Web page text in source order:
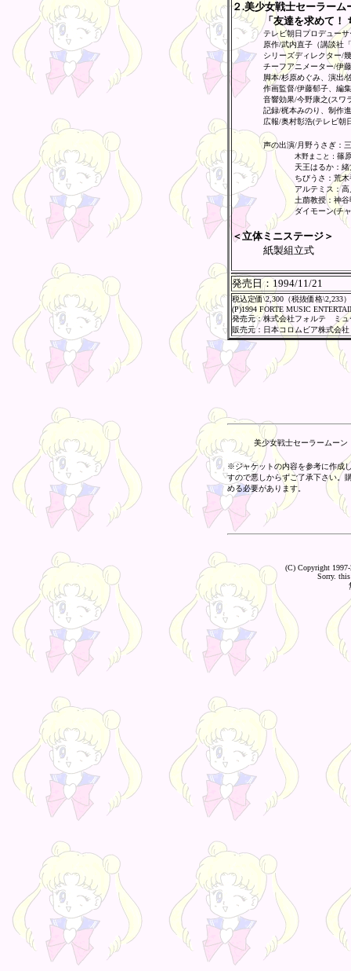
２.美少女戦士セーラー
「友達を求めて！
テレビ朝日プロデュー
原作/武内直子（講談社
シリーズディレクター/
チーフアニメーター/伊
脚本/杉原めぐみ、演出/
作画監督/伊藤郁子、編
音響効果/今野康之(スワ
記録/梶本みのり、制作
広報/奥村彰浩(テレビ朝
声の出演/月野うさぎ：
木野まこと： 篠
天王はるか：
ちびうさ：荒
アルテミス：
土萠教授：神
ダイモーン(チ
＜立体ミニステージ＞
紙製組立式
発売日： 1994/11/21
税込定価\2,300（税抜価格\2,233）
(P)1994 FORTE MUSIC
発売元：株式会社フォルテ ミュ
販売元：日本コロムビア株式会社
美少女戦士セーラームー
※ジャケットの内容を参考に作成
すので悪しからずご了承下さい。
める必要があります。
(C) Copyright
Sorry. this